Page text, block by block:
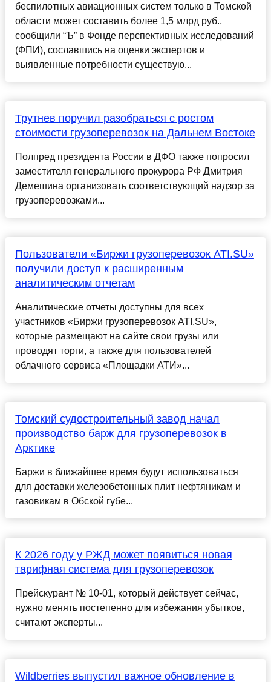
беспилотных авиационных систем только в Томской
области может составить более 1,5 млрд руб.,
сообщили “Ъ” в Фонде перспективных исследований
(ФПИ), сославшись на оценки экспертов и
выявленные потребности существую...
Трутнев поручил разобраться с ростом
стоимости грузоперевозок на Дальнем Востоке
Полпред президента России в ДФО также попросил
заместителя генерального прокурора РФ Дмитрия
Демешина организовать соответствующий надзор за
грузоперевозками...
Пользователи «Биржи грузоперевозок ATI.SU»
получили доступ к расширенным
аналитическим отчетам
Аналитические отчеты доступны для всех
участников «Биржи грузоперевозок ATI.SU»,
которые размещают на сайте свои грузы или
проводят торги, а также для пользователей
облачного сервиса «Площадки АТИ»...
Томский судостроительный завод начал
производство барж для грузоперевозок в
Арктике
Баржи в ближайшее время будут использоваться
для доставки железобетонных плит нефтяникам и
газовикам в Обской губе...
К 2026 году у РЖД может появиться новая
тарифная система для грузоперевозок
Прейскурант № 10-01, который действует сейчас,
нужно менять постепенно для избежания убытков,
считают эксперты...
Wildberries выпустил важное обновление в